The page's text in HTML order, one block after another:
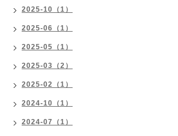
2025-10（1）
2025-06（1）
2025-05（1）
2025-03（2）
2025-02（1）
2024-10（1）
2024-07（1）